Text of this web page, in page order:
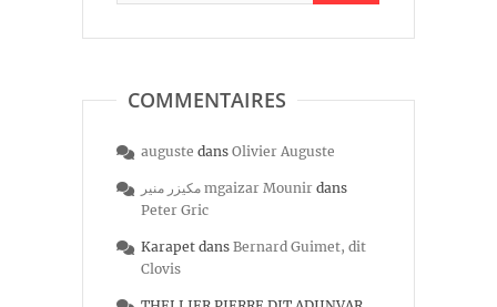
COMMENTAIRES
auguste dans Olivier Auguste
مكيزر منير mgaizar Mounir dans
Peter Gric
Karapet dans Bernard Guimet, dit
Clovis